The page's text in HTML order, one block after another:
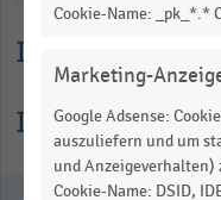
Lesehilfe
Cookie-Name: _pk_*.*
Marketing-
Google Adsense:
auszuliefern und um
und Anzeigeverhalten)
Cookie-Name: DSID,